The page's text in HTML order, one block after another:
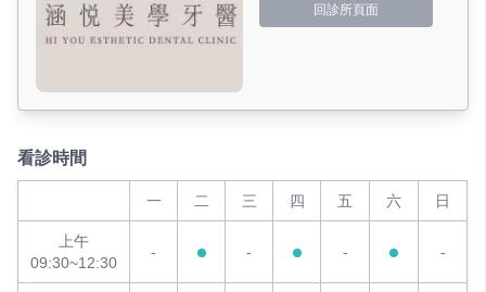
回診所頁面
看診時間
一 二 三 四 五 六 日
上午
09:30~12:30
- - - -